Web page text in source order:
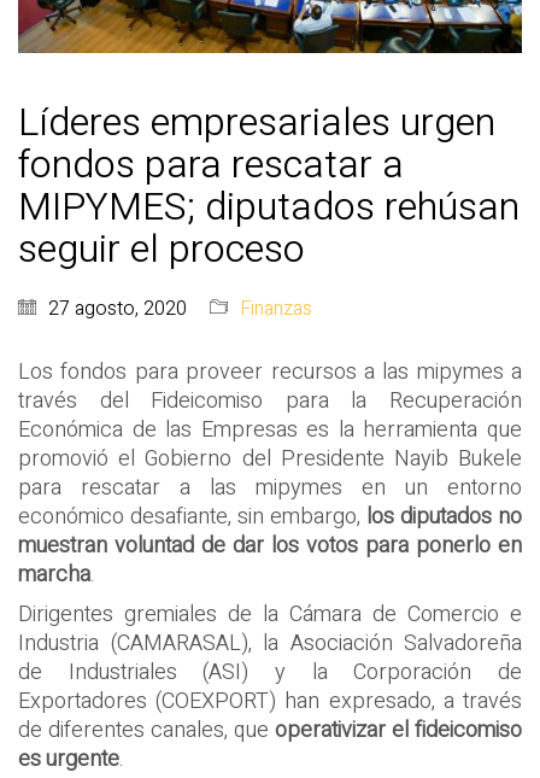
Líderes empresariales urgen
fondos para rescatar a
MIPYMES; diputados rehúsan
seguir el proceso
27 agosto, 2020 Finanzas
Los fondos para proveer recursos a las mipymes a
través del Fideicomiso para la Recuperación
Económica de las Empresas es la herramienta que
promovió el Gobierno del Presidente Nayib Bukele
para rescatar a las mipymes en un entorno
económico desafiante, sin embargo, los diputados no
muestran voluntad de dar los votos para ponerlo en
marcha.
Dirigentes gremiales de la Cámara de Comercio e
Industria (CAMARASAL), la Asociación Salvadoreña
de Industriales (ASI) y la Corporación de
Exportadores (COEXPORT) han expresado, a través
de diferentes canales, que operativizar el fideicomiso
es urgente.